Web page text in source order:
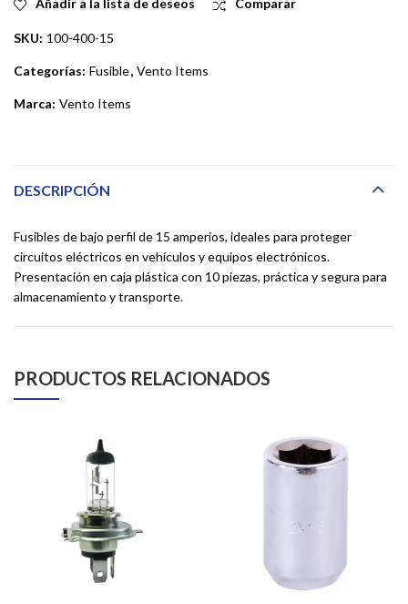
Añadir a la lista de deseos Comparar
SKU: 100-400-15
Categorías: Fusible, Vento Items
Marca: Vento Items
DESCRIPCIÓN
Fusibles de bajo perfil de 15 amperios, ideales para proteger
circuitos eléctricos en vehículos y equipos electrónicos.
Presentación en caja plástica con 10 piezas, práctica y segura para
almacenamiento y transporte.
PRODUCTOS RELACIONADOS